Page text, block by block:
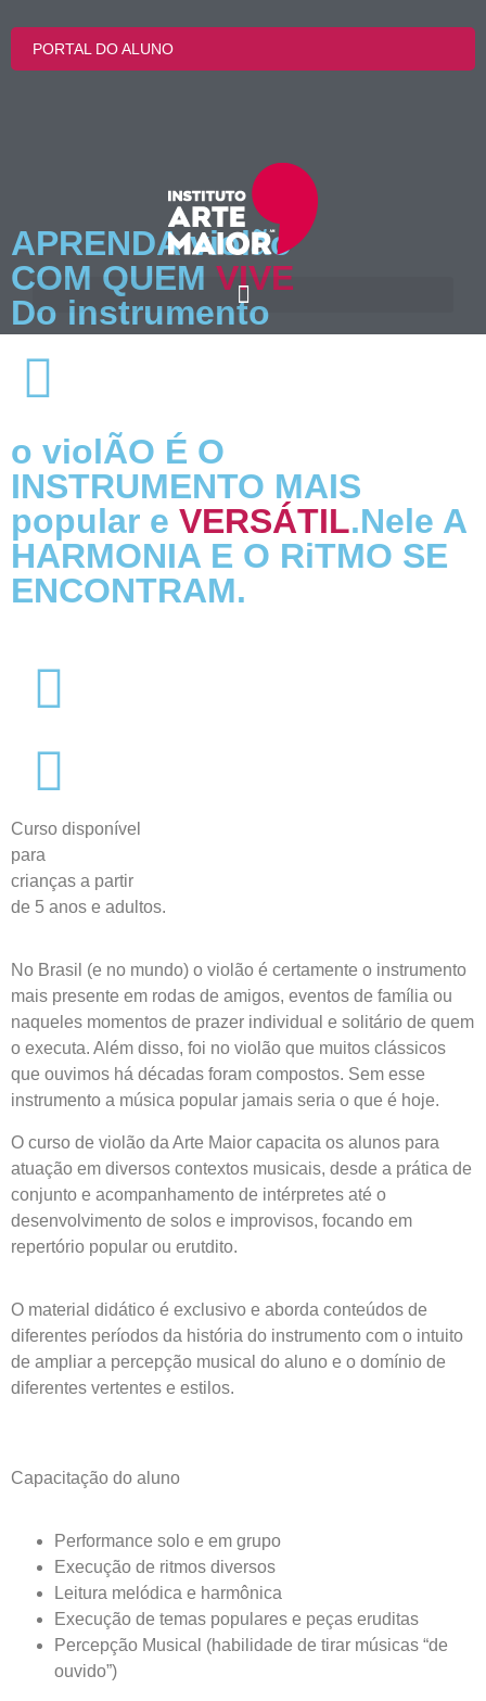
PORTAL DO ALUNO
APRENDA violão
COM QUEM VIVE
Do instrumento
o violÃO É O
INSTRUMENTO MAIS
popular e VERSÁTIL.Nele A
HARMONIA E O RiTMO SE
ENCONTRAM.
Curso disponível
para
crianças a partir
de 5 anos e adultos.
No Brasil (e no mundo) o violão é certamente o instrumento
mais presente em rodas de amigos, eventos de família ou
naqueles momentos de prazer individual e solitário de quem
o executa. Além disso, foi no violão que muitos clássicos
que ouvimos há décadas foram compostos. Sem esse
instrumento a música popular jamais seria o que é hoje.
O curso de violão da Arte Maior capacita os alunos para
atuação em diversos contextos musicais, desde a prática de
conjunto e acompanhamento de intérpretes até o
desenvolvimento de solos e improvisos, focando em
repertório popular ou erutdito.
O material didático é exclusivo e aborda conteúdos de
diferentes períodos da história do instrumento com o intuito
de ampliar a percepção musical do aluno e o domínio de
diferentes vertentes e estilos.
Capacitação do aluno
Performance solo e em grupo
Execução de ritmos diversos
Leitura melódica e harmônica
Execução de temas populares e peças eruditas
Percepção Musical (habilidade de tirar músicas “de
ouvido”)